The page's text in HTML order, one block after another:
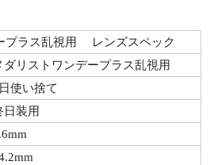
プラス乱視用 レンズスペック
ダリストワンデープラス乱視用
使い捨て
日装用